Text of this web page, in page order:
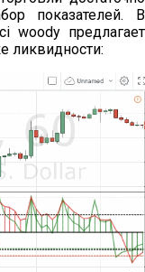
показателей. В
woody предлагает
ликвидности: